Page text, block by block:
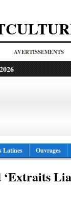
AVERTISSEMENTS
Latines Ouvrages
‘Extraits